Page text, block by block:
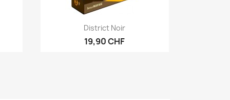
Vorschau
District Noir
19,90 CHF